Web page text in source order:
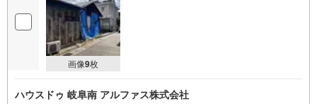
画像9枚
ハウスドゥ 岐阜南 アルファス株式会社